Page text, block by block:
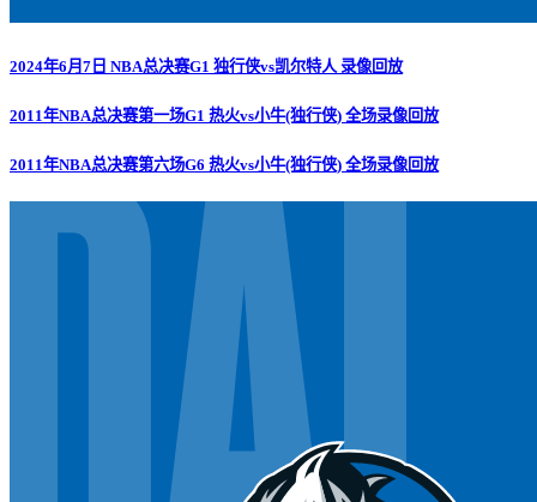
2024年6月7日 NBA总决赛G1 独行侠vs凯尔特人 录像回放
2011年NBA总决赛第一场G1 热火vs小牛(独行侠) 全场录像回放
2011年NBA总决赛第六场G6 热火vs小牛(独行侠) 全场录像回放